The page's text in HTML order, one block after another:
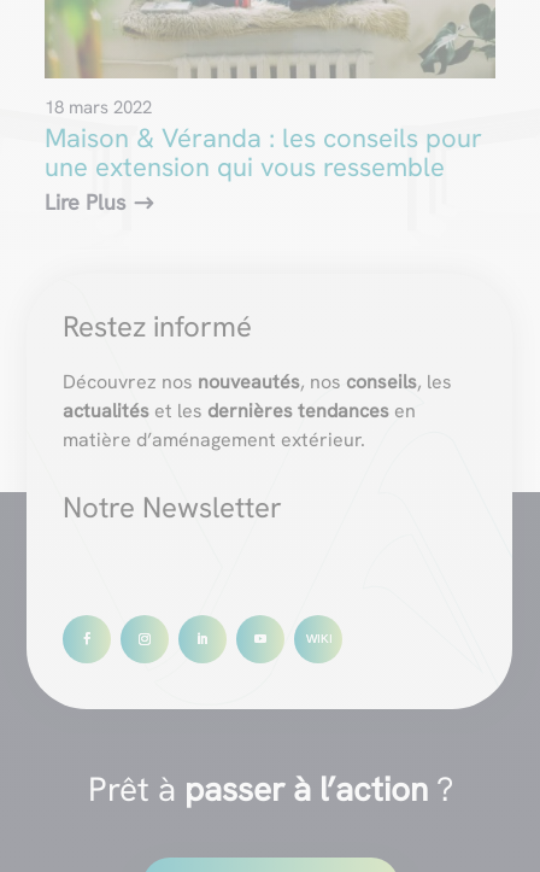
Maison & Véranda : les conseils pour
une extension qui vous ressemble
18 mars 2022
Lire Plus
Restez informé
Découvrez nos nouveautés, nos conseils, les
actualités et les dernières tendances en
matière d’aménagement extérieur.
Notre Newsletter
Prêt à passer à l’action?